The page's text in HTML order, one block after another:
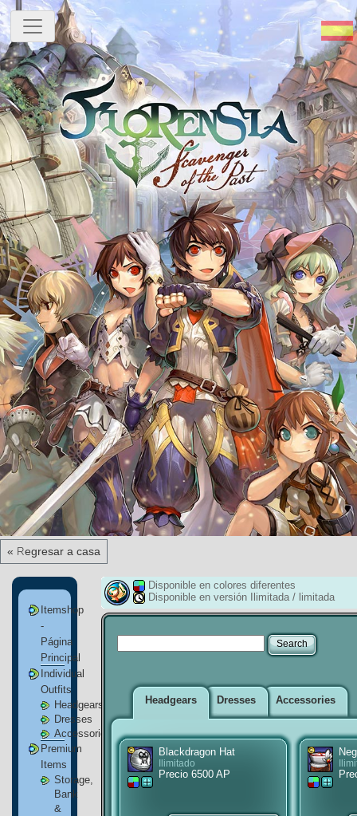
« Regresar a casa
Itemshop
-
Página
Principal
Individual
Outfits
Headgears
Dresses
Accessories
Premium
Items
Storage,
Bank
&
Disponible en colores diferentes
Disponible en versión Ilimitada / limitada
Headgears Dresses Accessories
Blackdragon Hat
Ilimitado
Precio 6500 AP